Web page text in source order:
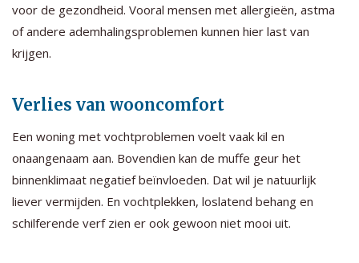
voor de gezondheid. Vooral mensen met allergieën, astma
of andere ademhalingsproblemen kunnen hier last van
krijgen.
Verlies van wooncomfort
Een woning met vochtproblemen voelt vaak kil en
onaangenaam aan. Bovendien kan de muffe geur het
binnenklimaat negatief beïnvloeden. Dat wil je natuurlijk
liever vermijden. En vochtplekken, loslatend behang en
schilferende verf zien er ook gewoon niet mooi uit.